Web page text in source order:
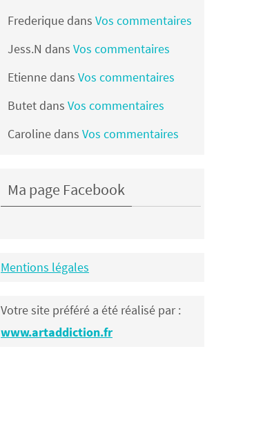
Frederique dans Vos commentaires
Jess.N dans Vos commentaires
Etienne dans Vos commentaires
Butet dans Vos commentaires
Caroline dans Vos commentaires
Ma page Facebook
Mentions légales
Votre site préféré a été réalisé par :
www.artaddiction.fr